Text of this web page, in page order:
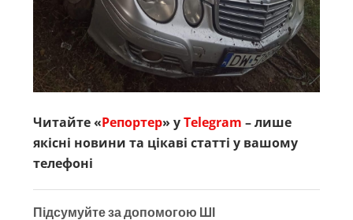
Читайте «Репортер» уTelegram – лише
якісні новини та цікаві статті у вашому
телефоні
Підсумуйте за допомогою ШІ